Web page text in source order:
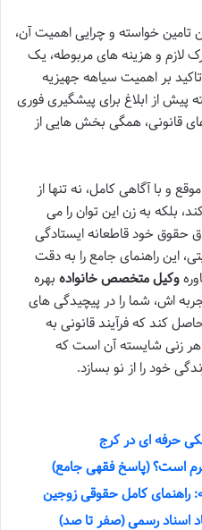
تامین خواسته و چرایی اهمیت آن،
لازم و هزینه های مربوطه، یک
بر اهمیت سیاهه جهیزیه
پیش از ابلاغ برای پیشگیری فوری
قانونی، همگی بخش هایی از
و با آگاهی کامل، نه تنها از
بلکه به زن این توان را می
حقوق خود قاطعانه ایستادگی
این راهنمای جامع را به دقت
وکیل متخصص خانواده بهره
اش، شما را در پیچیدگی های
کند که فرآیند قانونی به
زنی شایسته آن است که
خود را از نو بسازد.
حرفه ای در کرج
است؟ (پاسخ فقهی جامع)
راهنمای کامل حقوقی زوجین
اسناد رسمی (صفر تا صد)